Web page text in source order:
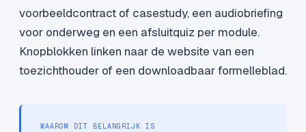
voorbeeldcontract of casestudy, een audiobriefing
voor onderweg en een afsluitquiz per module.
Knopblokken linken naar de website van een
toezichthouder of een downloadbaar formelleblad.
WAAROM DIT BELANGRIJK IS